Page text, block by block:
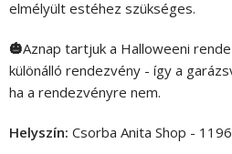
elmélyült estéhez szükséges.
🎃Aznap tartjuk a Halloweeni
különálló rendezvény - így a
ha a rendezvényre nem.
Helyszín: Csorba Anita Shop -